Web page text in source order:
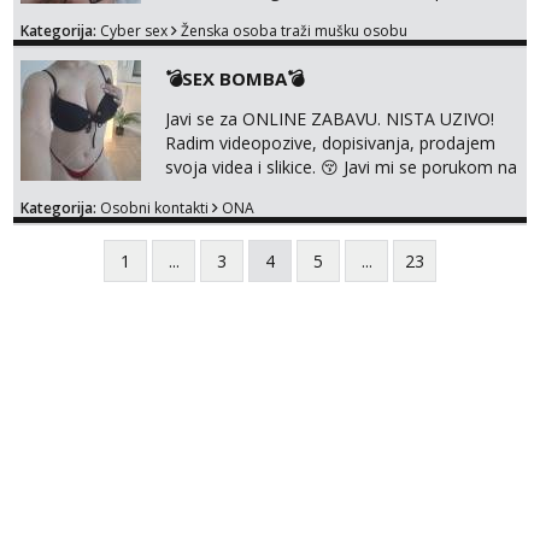
Za lijepu suradnju javi mi se porukom na
0045
Kategorija: Cyber sex Ženska osoba traži mušku osobu
💣SEX BOMBA💣
Javi se za ONLINE ZABAVU. NISTA UZIVO!
Radim videopozive, dopisivanja, prodajem
svoja videa i slikice. 😚 Javi mi se porukom na
0045
Kategorija: Osobni kontakti ONA
1 ... 3 4 5 ... 23